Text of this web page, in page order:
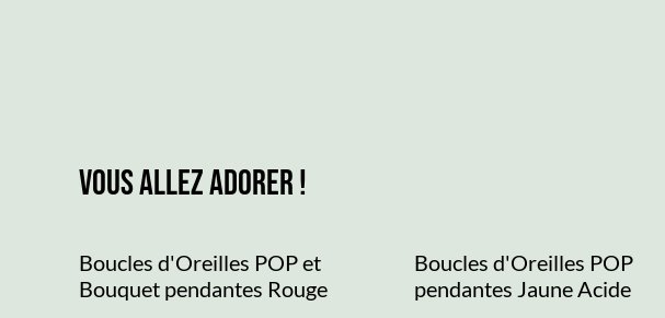
Vous allez adorer !
Boucles d'Oreilles POP et
Bouquet pendantes Rouge
Boucles d'Oreilles POP
pendantes Jaune Acide